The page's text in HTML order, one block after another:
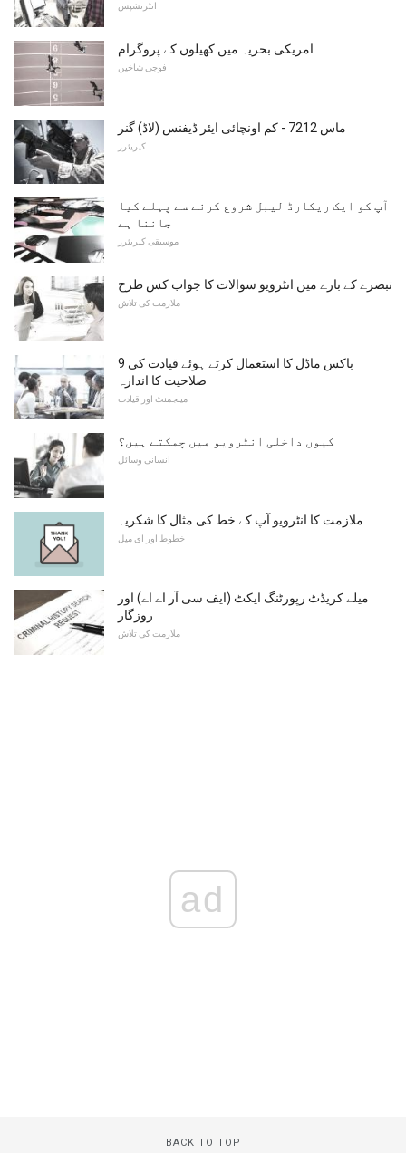
انٹرنشپس
امریکی بحریہ میں کھیلوں کے پروگرام
فوجی شاخیں
ماس 7212 - کم اونچائی ایئر ڈیفنس (لاڈ) گنر
کیریئرز
آپ کو ایک ریکارڈ لیبل شروع کرنے سے پہلے کیا
جاننا ہے
موسیقی کیریئرز
تبصرے کے بارے میں انٹرویو سوالات کا جواب کس طرح
ملازمت کی تلاش
9 باکس ماڈل کا استعمال کرتے ہوئے قیادت کی
صلاحیت کا اندازہ
مینجمنٹ اور قیادت
کیوں داخلی انٹرویو میں چمکتے ہیں؟
انسانی وسائل
ملازمت کا انٹرویو آپ کے خط کی مثال کا شکریہ
خطوط اور ای میل
میلے کریڈٹ رپورٹنگ ایکٹ (ایف سی آر اے اے) اور
روزگار
ملازمت کی تلاش
ad
BACK TO TOP